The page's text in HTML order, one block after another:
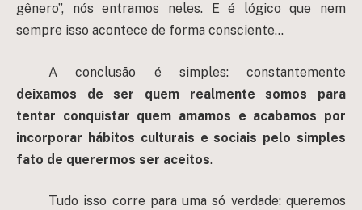
gênero”, nós entramos neles. E é lógico que nem
sempre isso acontece de forma consciente…
A conclusão é simples: constantemente
deixamos de ser quem realmente somos para
tentar conquistar quem amamos e acabamos por
incorporar hábitos culturais e sociais pelo simples
fato de querermos ser aceitos.
Tudo isso corre para uma só verdade: queremos